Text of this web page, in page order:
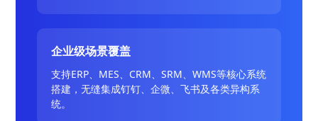
企业级场景覆盖
支持ERP、MES、CRM、SRM、WMS等核心系统
搭建，无缝集成钉钉、企微、飞书及各类异构系
统。